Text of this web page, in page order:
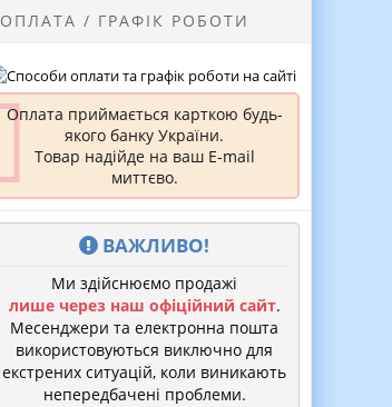
ОПЛАТА / ГРАФІК РОБОТИ
Оплата приймається карткою будь-
якого банку України.
Товар надійде на ваш E-mail
миттєво.
ВАЖЛИВО!
Ми здійснюємо продажі
лише через наш офіційний сайт.
Месенджери та електронна пошта
використовуються виключно для
екстрених ситуацій, коли виникають
непередбачені проблеми.